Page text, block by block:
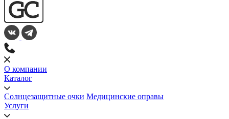
О компании
Каталог
Солнцезащитные очки Медицинские оправы
Услуги